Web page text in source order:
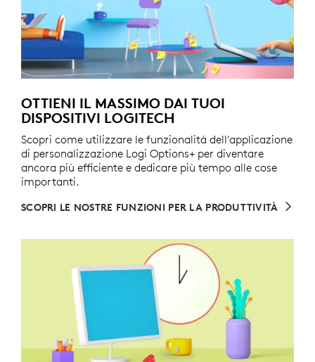
OTTIENI IL MASSIMO DAI TUOI
DISPOSITIVI LOGITECH
Scopri come utilizzare le funzionalità dell'applicazione
di personalizzazione Logi Options+ per diventare
ancora più efficiente e dedicare più tempo alle cose
importanti.
SCOPRI LE NOSTRE FUNZIONI PER LA PRODUTTIVITÀ